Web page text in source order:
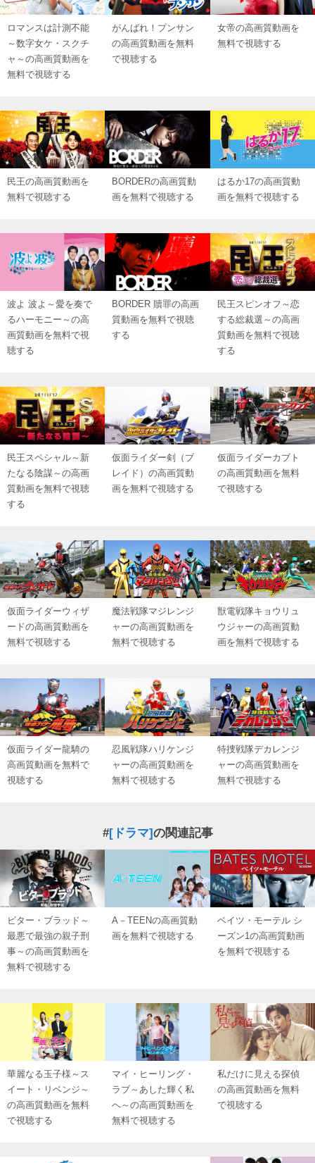
ロマンスは計測不能
～数字女ケ・スクチ
ャ～の高画質動画を
無料で視聴する
がんばれ！プンサン
の高画質動画を無料
で視聴する
女帝の高画質動画を
無料で視聴する
民王の高画質動画を
無料で視聴する
BORDERの高画質動
画を無料で視聴する
はるか17の高画質動
画を無料で視聴する
波よ 波よ～愛を奏で
るハーモニー～の高
画質動画を無料で視
聴する
BORDER 贖罪の高画
質動画を無料で視聴
する
民王スピンオフ～恋
する総裁選～の高画
質動画を無料で視聴
する
民王スペシャル～新
たなる陰謀～の高画
質動画を無料で視聴
する
仮面ライダー剣（ブ
レイド）の高画質動
画を無料で視聴する
仮面ライダーカブト
の高画質動画を無料
で視聴する
仮面ライダーウィザ
ードの高画質動画を
無料で視聴する
魔法戦隊マジレンジ
ャーの高画質動画を
無料で視聴する
獣電戦隊キョウリュ
ウジャーの高画質動
画を無料で視聴する
仮面ライダー龍騎の
高画質動画を無料で
視聴する
忍風戦隊ハリケンジ
ャーの高画質動画を
無料で視聴する
特捜戦隊デカレンジ
ャーの高画質動画を
無料で視聴する
#[ドラマ]の関連記事
ビター・ブラッド～
最悪で最強の親子刑
事～の高画質動画を
無料で視聴する
A－TEENの高画質動
画を無料で視聴する
ベイツ・モーテル シ
ーズン1の高画質動画
を無料で視聴する
華麗なる玉子様～ス
イート・リベンジ～
の高画質動画を無料
で視聴する
マイ・ヒーリング・
ラブ～あした輝く私
へ～の高画質動画を
無料で視聴する
私だけに見える探偵
の高画質動画を無料
で視聴する